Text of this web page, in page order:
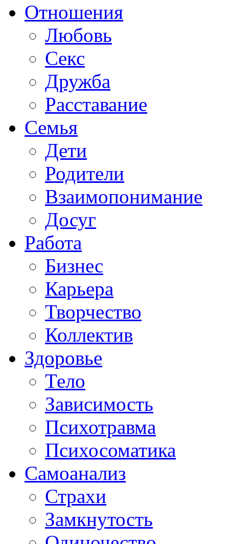
Отношения
Любовь
Секс
Дружба
Расставание
Семья
Дети
Родители
Взаимопонимание
Досуг
Работа
Бизнес
Карьера
Творчество
Коллектив
Здоровье
Тело
Зависимость
Психотравма
Психосоматика
Самоанализ
Страхи
Замкнутость